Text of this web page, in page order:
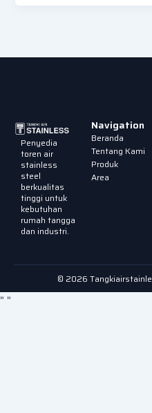
Penyedia
toren air
stainless
steel
berkualitas
tinggi untuk
kebutuhan
rumah tangga
dan industri.
Navigation
Beranda
Tentang Kami
Produk
Area
© 2026
" "